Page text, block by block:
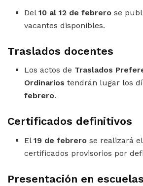
Del10 al 12 de febrero se
vacantes disponibles.
Traslados docentes
Los actos de Traslados
Ordinarios tendrán lugar los
febrero.
Certificados definitivos
El19 de febrero se realizará
certificados provisorios por
Presentación en escuelas